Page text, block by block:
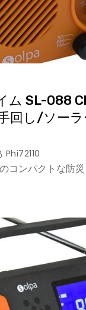
ム SL-088
回し/ソー
Phi72110
コンパクトな防